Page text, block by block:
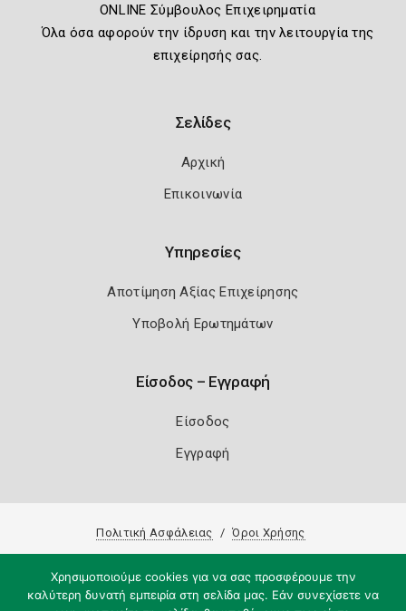
ONLINE Σύμβουλος Επιχειρηματία
Όλα όσα αφορούν την ίδρυση και την λειτουργία της
επιχείρησής σας.
Σελίδες
Αρχική
Επικοινωνία
Υπηρεσίες
Αποτίμηση Αξίας Επιχείρησης
Υποβολή Ερωτημάτων
Είσοδος – Εγγραφή
Είσοδος
Εγγραφή
Πολιτική Ασφάλειας Όροι Χρήσης
Χρησιμοποιούμε cookies για να σας προσφέρουμε την
καλύτερη δυνατή εμπειρία στη σελίδα μας. Εάν συνεχίσετε να